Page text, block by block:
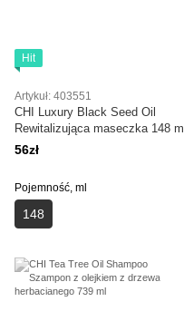
Hit
Artykuł: 403551
CHI Luxury Black Seed Oil
Rewitalizująca maseczka 148 ml
56zł
Pojemność, ml
148